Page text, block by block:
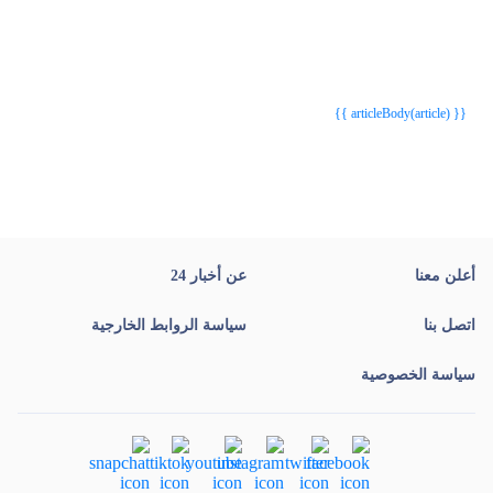
{{ articleBody(article) }}
أعلن معنا عن أخبار 24
اتصل بنا سياسة الروابط الخارجية
سياسة الخصوصية